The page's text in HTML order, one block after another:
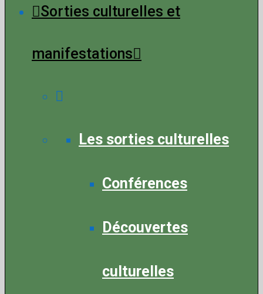
Sorties culturelles et
manifestations
Les sorties culturelles
Conférences
Découvertes
culturelles